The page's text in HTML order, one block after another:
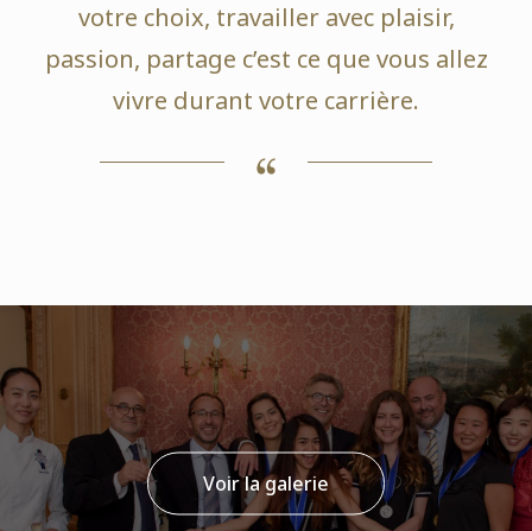
votre choix, travailler avec plaisir,
passion, partage c’est ce que vous allez
vivre durant votre carrière.
Voir la galerie